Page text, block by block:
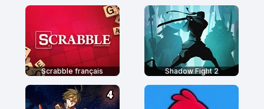
Scrabble français Shadow Fight 2